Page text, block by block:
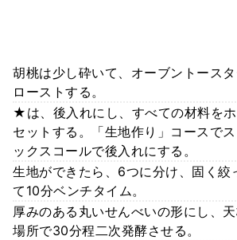
胡桃は少し砕いて、オーブントース
ローストする。
★は、後入れにし、すべての材料を
セットする。「生地作り」コースで
ックスコールで後入れにする。
生地ができたら、6つに分け、固く絞
て10分ベンチタイム。
厚みのある丸いせんべいの形にし、
場所で30分程二次発酵させる。